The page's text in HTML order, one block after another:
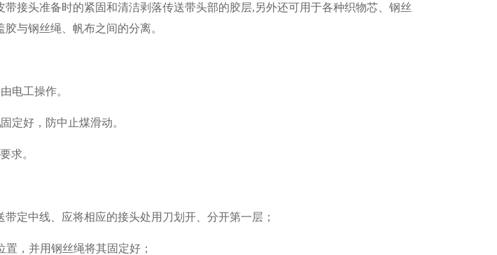
带接头准备时的紧固和清洁剥落传送带头部的胶层,另外还可用于各种织物芯、钢丝
与钢丝绳、帆布之间的分离。
电工操作。
固定好，防中止煤滑动。
求。
定中线、应将相应的接头处用刀划开、分开第一层；
置，并用钢丝绳将其固定好；